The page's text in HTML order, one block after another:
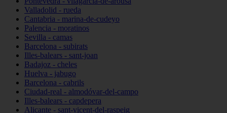
Valladolid - rueda
Cantabria - marina-de-cudeyo
Palencia - moratinos
Sevilla - camas
Barcelona - subirats
Illes-balears - sant-joan
Badajoz - cheles
Huelva - jabugo
Barcelona - cabrils
Ciudad-real - almodóvar-del-campo
Illes-balears - capdepera
Alicante - sant-vicent-del-raspeig